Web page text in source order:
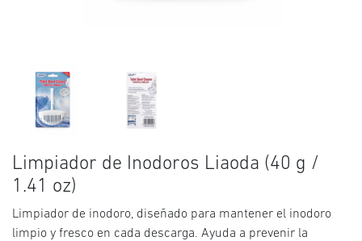
Limpiador de Inodoros Liaoda (40 g /
1.41 oz)
Limpiador de inodoro, diseñado para mantener el inodoro
limpio y fresco en cada descarga. Ayuda a prevenir la